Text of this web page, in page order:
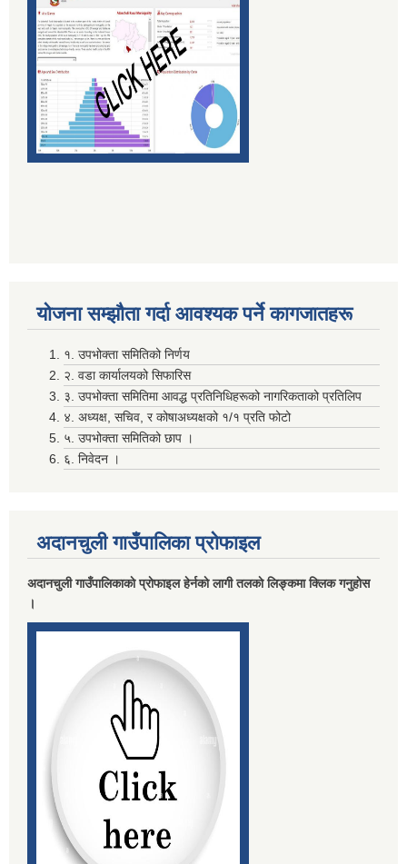
योजना सम्झाैता गर्दा आवश्यक पर्ने कागजातहरू
१. उपभोक्ता समितिको निर्णय
२. वडा कार्यालयको सिफारिस
३. उपभोक्ता समितिमा आवद्ध प्रतिनिधिहरूको नागरिकताको प्रतिलिप
४. अध्यक्ष, सचिव, र कोषाअध्यक्षको १/१ प्रति फोटो
५. उपभोक्ता समितिको छाप ।
६. निवेदन ।
अदानचुली गाउँपालिका प्राेफाइल
अदानचुली गाउँपालिकाकाे प्राेफाइल हेर्नकाे लागी तलकाे लिङ्कमा क्लिक गनुहाेस
।